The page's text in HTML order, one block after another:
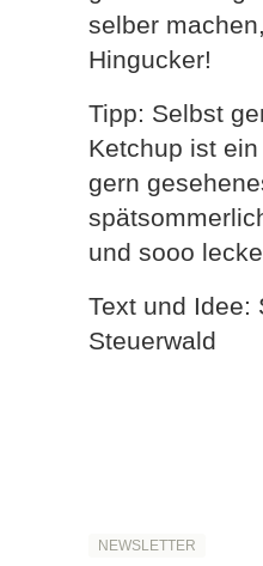
selber
Hingucker!
Tipp: Selbst
Ketchup ist
gern
und sooo
Text und Idee:
Steuerwald
NEWSLETTER